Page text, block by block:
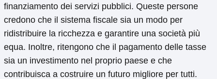
finanziamento dei servizi pubblici. Queste persone
credono che il sistema fiscale sia un modo per
ridistribuire la ricchezza e garantire una società più
equa. Inoltre, ritengono che il pagamento delle tasse
sia un investimento nel proprio paese e che
contribuisca a costruire un futuro migliore per tutti.